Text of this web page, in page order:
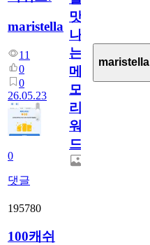
maristella
11
0
0
26.05.23
0
댓글
맛
나
는
메
모
리
워
드!
maristella
195780
100캐쉬